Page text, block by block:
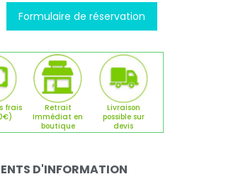
Formulaire de réservation
frais
Retrait
Immédiat en
boutique
Livraison
possible sur
devis
D'INFORMATION